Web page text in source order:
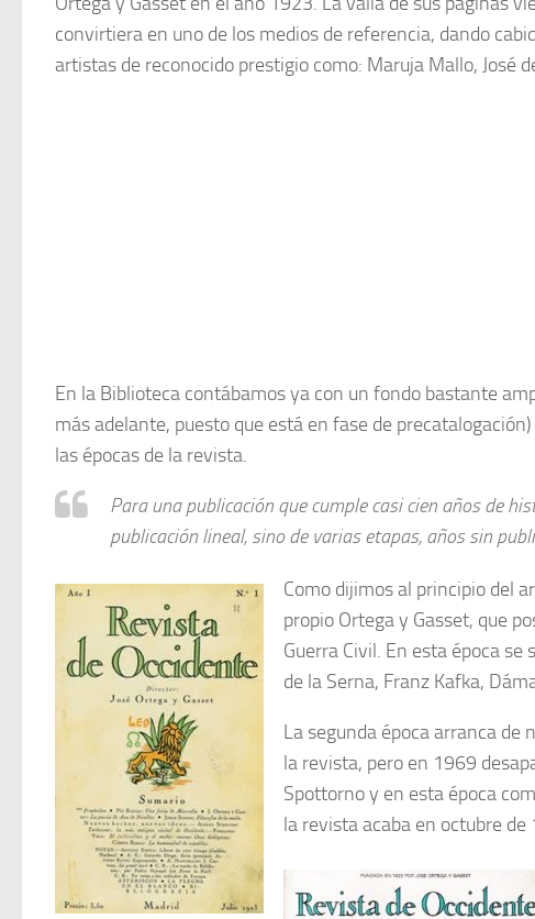
convirtiera en uno de los medios de referencia, dando
artistas de reconocido prestigio como: Maruja Mallo, José
En la Biblioteca contábamos ya con un fondo bastante
más adelante, puesto que está en fase de
las épocas de la revista.
Para una publicación que cumple casi cien años de
publicación lineal, sino de varias etapas, años sin
Como dijimos al principio del
propio Ortega y Gasset, que
Guerra Civil. En esta época
de la Serna, Franz Kafka,
La segunda época arranca de
la revista, pero en 1969
Spottorno y en esta época
la revista acaba en octubre